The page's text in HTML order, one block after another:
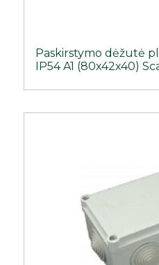
Paskirstymo dėžutė
IP54 A1 (80x42x40)